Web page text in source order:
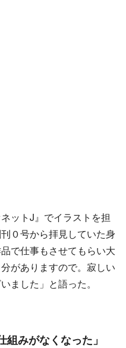
ットJ』でイラストを担
０号から拝見していた身
で仕事もさせてもらい大
がありますので。寂しい
ました」と語った。
組みがなくなった」